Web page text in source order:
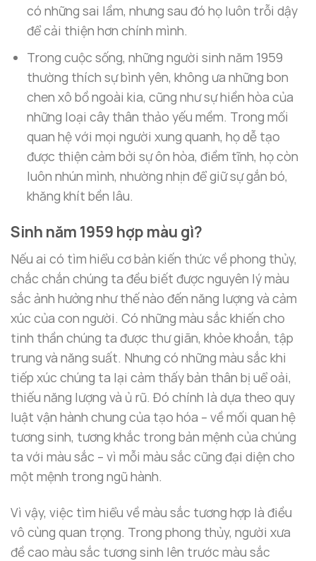
có những sai lầm, nhưng sau đó họ luôn trỗi dậy
để cải thiện hơn chính mình.
Trong cuộc sống, những người sinh năm 1959
thường thích sự bình yên, không ưa những bon
chen xô bồ ngoài kia, cũng như sự hiền hòa của
những loại cây thân thảo yếu mềm. Trong mối
quan hệ với mọi người xung quanh, họ dễ tạo
được thiện cảm bởi sự ôn hòa, điềm tĩnh, họ còn
luôn nhún mình, nhường nhịn để giữ sự gắn bó,
khăng khít bền lâu.
Sinh năm 1959 hợp màu gì?
Nếu ai có tìm hiểu cơ bản kiến thức về phong thủy,
chắc chắn chúng ta đều biết được nguyên lý màu
sắc ảnh hưởng như thế nào đến năng lượng và cảm
xúc của con người. Có những màu sắc khiến cho
tinh thần chúng ta được thư giãn, khỏe khoắn, tập
trung và năng suất. Nhưng có những màu sắc khi
tiếp xúc chúng ta lại cảm thấy bản thân bị uể oải,
thiếu năng lượng và ủ rũ. Đó chính là dựa theo quy
luật vận hành chung của tạo hóa – về mối quan hệ
tương sinh, tương khắc trong bản mệnh của chúng
ta với màu sắc – vì mỗi màu sắc cũng đại diện cho
một mệnh trong ngũ hành.
Vì vậy, việc tìm hiểu về màu sắc tương hợp là điều
vô cùng quan trọng. Trong phong thủy, người xưa
đề cao màu sắc tương sinh lên trước màu sắc